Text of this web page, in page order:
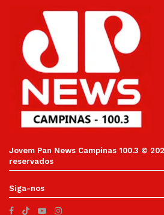
Jovem Pan News Campinas 100.3 ©
reservados
Siga-nos